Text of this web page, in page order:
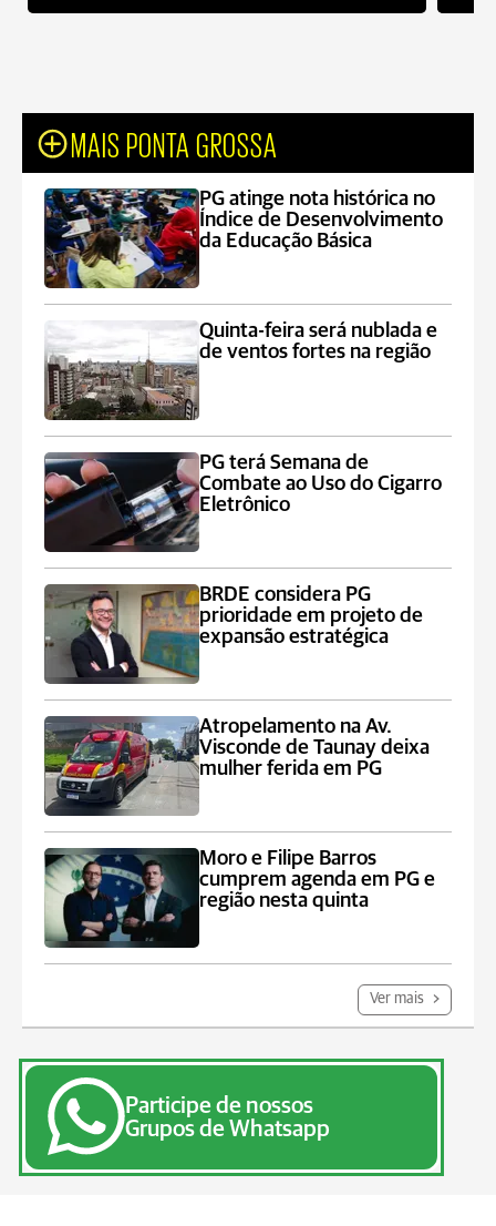
MAIS PONTA GROSSA
PG atinge nota histórica no
Índice de Desenvolvimento
da Educação Básica
Quinta-feira será nublada e
de ventos fortes na região
PG terá Semana de
Combate ao Uso do Cigarro
Eletrônico
BRDE considera PG
prioridade em projeto de
expansão estratégica
Atropelamento na Av.
Visconde de Taunay deixa
mulher ferida em PG
Moro e Filipe Barros
cumprem agenda em PG e
região nesta quinta
Ver mais
Participe de nossos
Grupos de Whatsapp